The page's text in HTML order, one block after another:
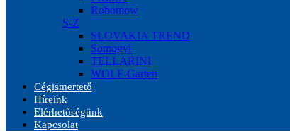
Robomow
S-Z
SLOVAKIA TREND
Somogyi
TELLARINI
WOLF-Garten
Cégismertető
Híreink
Elérhetőségünk
Kapcsolat